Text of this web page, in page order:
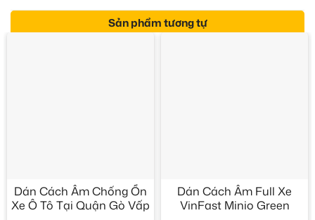
Sản phẩm tương tự
Dán Cách Âm Chống Ồn
Xe Ô Tô Tại Quận Gò Vấp
Dán Cách Âm Full Xe
VinFast Minio Green